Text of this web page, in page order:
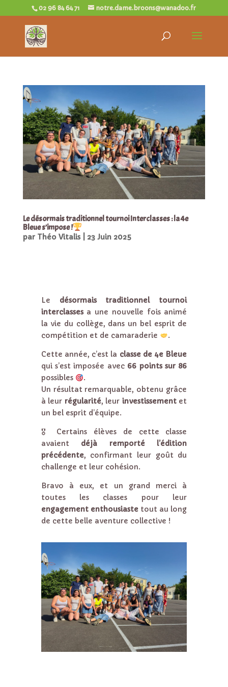
02 96 84 64 71 notre.dame.broons@wanadoo.fr
Le désormais traditionnel tournoi Interclasses : la 4e
Bleue s’impose !
par Théo Vitalis| 23 Juin 2025
Le désormais traditionnel tournoi
interclassesa une nouvelle fois animé
la vie du collège, dans un bel esprit de
compétition et de camaraderie
.
Cette année, c’est la classe de 4e Bleue
qui s’est imposée avec 66 points sur 86
possibles
.
Un résultat remarquable, obtenu grâce
à leur régularité, leur investissementet
un bel esprit d’équipe.
🎖 Certains élèves de cette classe
avaient déjà remporté l’édition
précédente, confirmant leur goût du
challenge et leur cohésion.
Bravo à eux, et un grand merci à
toutes les classes pour leur
engagement enthousiastetout au long
de cette belle aventure collective !